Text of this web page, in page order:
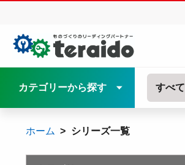
カテゴリーから探す すべて
ホーム シリーズ一覧